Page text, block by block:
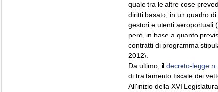
quale tra le altre cose
diritti basato, in un quadro
gestori e utenti aeroportuali
però, in base a quanto
contratti di programma
2012).
Da ultimo, il decreto-legge
di trattamento fiscale dei
All'inizio della XVI